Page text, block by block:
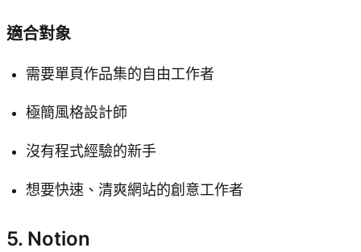
適合對象
需要單頁作品集的自由工作者
極簡風格設計師
沒有程式經驗的新手
想要快速、清爽網站的創意工作者
5. Notion